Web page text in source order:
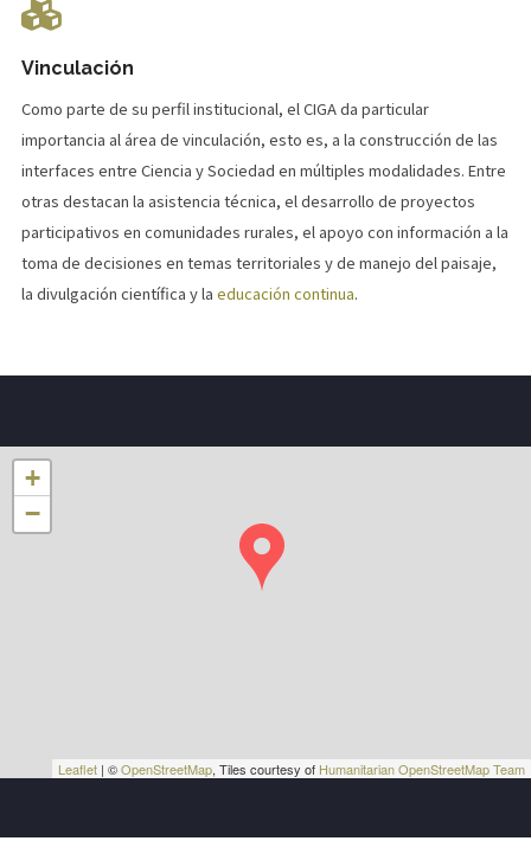
Vinculación
Como parte de su perfil institucional, el CIGA da particular
importancia al área de vinculación, esto es, a la construcción de las
interfaces entre Ciencia y Sociedad en múltiples modalidades. Entre
otras destacan la asistencia técnica, el desarrollo de proyectos
participativos en comunidades rurales, el apoyo con información a la
toma de decisiones en temas territoriales y de manejo del paisaje,
la divulgación científica y la educación continua.
+
−
Leaflet | ©OpenStreetMap, Tiles courtesy of Humanitarian OpenStreetMap Team